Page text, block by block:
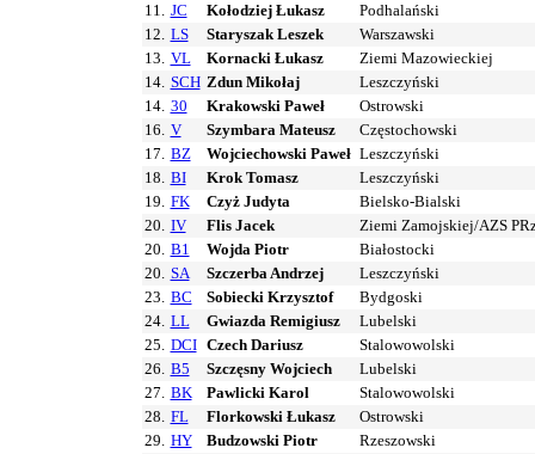
11. JC Kołodziej Łukasz
Podhalański
12. LS Staryszak Leszek
Warszawski
13. VL Kornacki Łukasz
Ziemi Mazowieckiej
14. SCH Zdun Mikołaj
Leszczyński
14. 30 Krakowski Paweł
Ostrowski
16. V Szymbara Mateusz
Częstochowski
17. BZ Wojciechowski Paweł Leszczyński
18. BI Krok Tomasz
Leszczyński
19. FK Czyż Judyta
Bielsko-Bialski
20. IV Flis Jacek
Ziemi Zamojskiej/AZS
20. B1 Wojda Piotr
Białostocki
20. SA Szczerba Andrzej
Leszczyński
23. BC Sobiecki Krzysztof
Bydgoski
24. LL Gwiazda Remigiusz
Lubelski
25. DCI Czech Dariusz
Stalowowolski
26. B5 Szczęsny Wojciech
Lubelski
27. BK Pawlicki Karol
Stalowowolski
28. FL Florkowski Łukasz
Ostrowski
29. HY Budzowski Piotr
Rzeszowski